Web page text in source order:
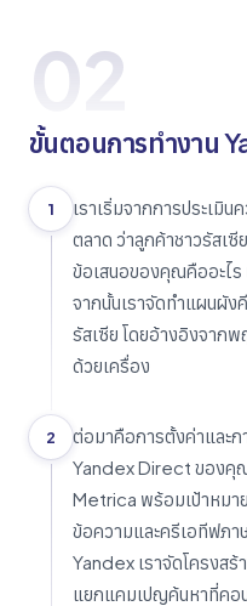
02
ขั้นตอนการทำงาน
1
เราเริ่มจากการประเมิ
ตลาด ว่าลูกค้าชาวรัสเ
ข้อเสนอของคุณคืออะไร
จากนั้นเราจัดทำแผนผัง
รัสเซีย โดยอ้างอิงจาก
ด้วยเครื่อง
2
ต่อมาคือการตั้งค่าและ
Yandex Direct ของคุ
Metrica พร้อมเป้าหมา
ข้อความและครีเอทีฟภา
Yandex เราจัดโครงส
แยกแคมเปญค้นหาที่คอ